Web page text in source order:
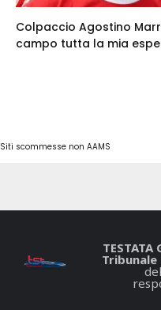
Colpaccio Agostino
campo tutta la mia
Siti scommesse non AAMS
TESTATA